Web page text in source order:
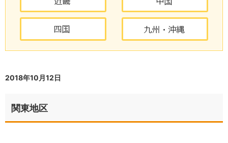
2018年10月12日
関東地区